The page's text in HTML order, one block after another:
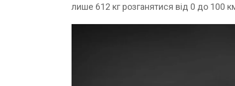
лише 612 кг розганятися від 0 до 100